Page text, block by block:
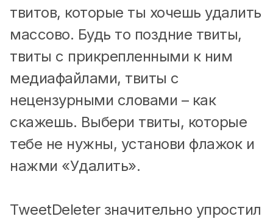
твитов, которые ты хочешь удалить
массово. Будь то поздние твиты,
твиты с прикрепленными к ним
медиафайлами, твиты с
нецензурными словами – как
скажешь. Выбери твиты, которые
тебе не нужны, установи флажок и
нажми «Удалить».
TweetDeleter значительно упростил